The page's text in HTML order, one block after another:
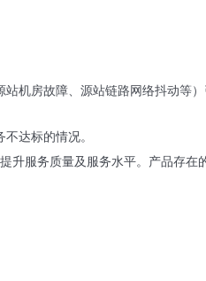
机房故障、源站链路网络抖动等
达标的情况。
升服务质量及服务水平。产品存在